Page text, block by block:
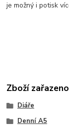
je možný i potisk
Zboží
Diáře
Denní A5